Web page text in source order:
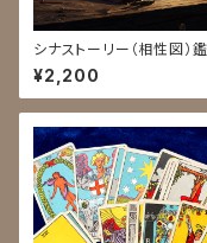
シナストーリー（相性図）
¥2,200